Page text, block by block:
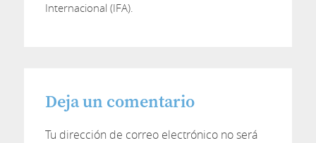
Internacional (IFA).
Deja un comentario
Tu dirección de correo electrónico no será